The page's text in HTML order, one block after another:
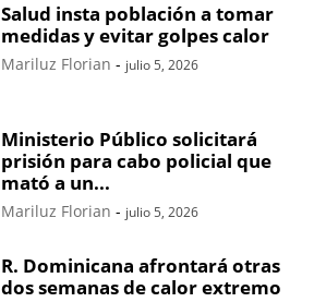
Salud insta población a tomar
medidas y evitar golpes calor
Mariluz Florian - julio 5, 2026
Ministerio Público solicitará
prisión para cabo policial que
mató a un...
Mariluz Florian - julio 5, 2026
R. Dominicana afrontará otras
dos semanas de calor extremo